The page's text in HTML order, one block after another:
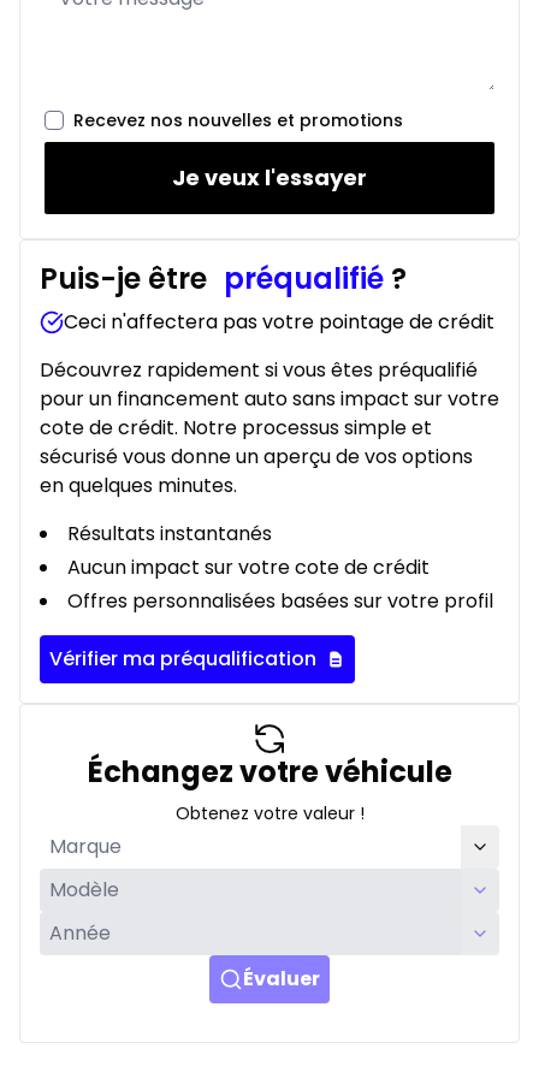
Recevez nos nouvelles et promotions
Je veux l'essayer
Puis-je être préqualifié ?
Ceci n'affectera pas votre pointage de crédit
Découvrez rapidement si vous êtes préqualifié
pour un financement auto sans impact sur votre
cote de crédit. Notre processus simple et
sécurisé vous donne un aperçu de vos options
en quelques minutes.
Résultats instantanés
Aucun impact sur votre cote de crédit
Offres personnalisées basées sur votre profil
Vérifier ma préqualification
Échangez votre véhicule
Obtenez votre valeur !
Évaluer